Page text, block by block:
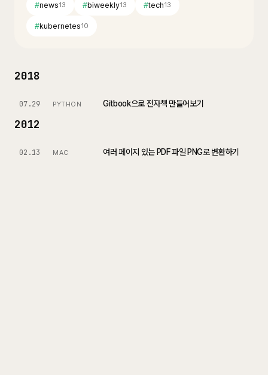
#news13 #biweekly13 #tech13
#kubernetes10
2018
07.29 PYTHON Gitbook으로 전자책 만들어보기
2012
02.13 MAC 여러 페이지 있는 PDF 파일 PNG로 변환하기